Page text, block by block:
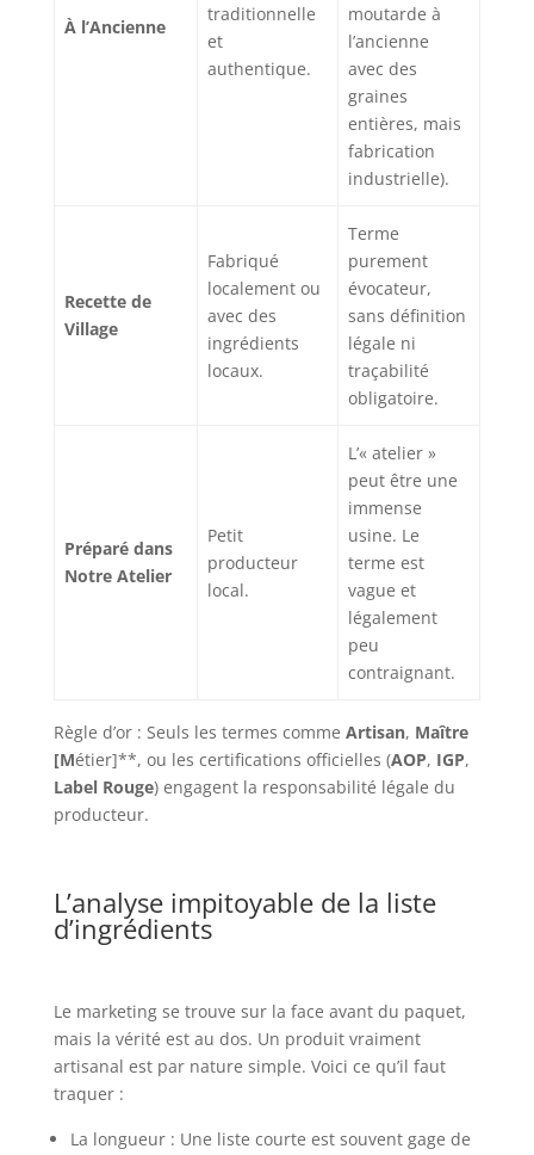
À l’Ancienne
traditionnelle
et
authentique.
moutarde à
l’ancienne
avec des
graines
entières, mais
fabrication
industrielle).
Recette de
Village
Fabriqué
localement ou
avec des
ingrédients
locaux.
Terme
purement
évocateur,
sans définition
légale ni
traçabilité
obligatoire.
Préparé dans
Notre Atelier
Petit
producteur
local.
L’« atelier »
peut être une
immense
usine. Le
terme est
vague et
légalement
peu
contraignant.
Règle d’or : Seuls les termes comme Artisan, Maître
[Métier]**, ou les certifications officielles (AOP, IGP,
Label Rouge) engagent la responsabilité légale du
producteur.
L’analyse impitoyable de la liste
d’ingrédients
Le marketing se trouve sur la face avant du paquet,
mais la vérité est au dos. Un produit vraiment
artisanal est par nature simple. Voici ce qu’il faut
traquer :
La longueur : Une liste courte est souvent gage de